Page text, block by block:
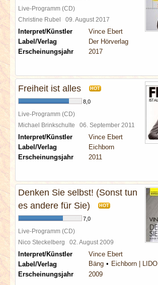
REDAKTION
LINKS
Live-Programm (CD)
Christine Rubel 09. August 2017
Interpret/Künstler
Vince Ebert
Label/Verlag
Der Hörverlag
Erscheinungsjahr
2017
Freiheit ist alles HOT
8,0
Live-Programm (CD)
Michael Brinkschulte 06. September 2011
Interpret/Künstler
Vince Ebert
Label/Verlag
Eichborn
Erscheinungsjahr
2011
Denken Sie selbst! (Sonst tun
es andere für Sie)
HOT
7,0
Live-Programm (CD)
Nico Steckelberg 02. August 2009
Interpret/Künstler
Vince Ebert
Label/Verlag
Bäng
Eichborn | LIDO
Erscheinungsjahr
2009